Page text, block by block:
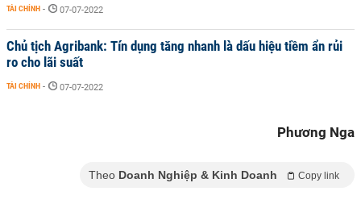
TÀI CHÍNH - 07-07-2022
Chủ tịch Agribank: Tín dụng tăng nhanh là dấu hiệu tiềm ẩn rủi
ro cho lãi suất
TÀI CHÍNH - 07-07-2022
Phương Nga
Theo Doanh Nghiệp & Kinh Doanh Copy link